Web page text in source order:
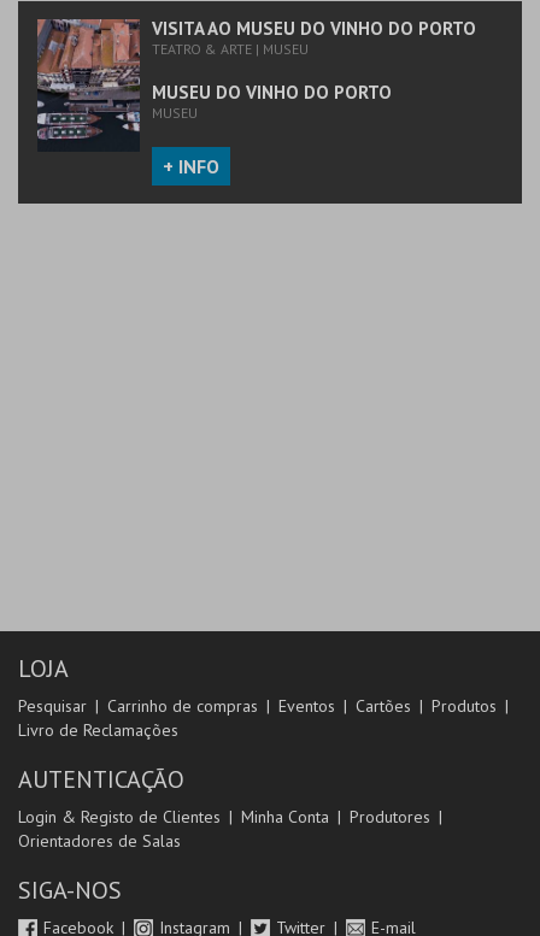
MAIS INFO
COMPRAR
VISITA AO MUSEU DO VINHO DO PORTO
TEATRO & ARTE | MUSEU
MUSEU DO VINHO DO PORTO
MUSEU
+ INFO
LOJA
Pesquisar Carrinho de compras Eventos Cartões
Produtos
Livro de Reclamações
AUTENTICAÇÃO
Login & Registo de Clientes Minha Conta
Produtores
Orientadores de Salas
SIGA-NOS
Facebook Instagram Twitter E-mail